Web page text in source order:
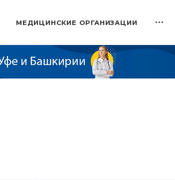
МЕДИЦИНСКИЕ ОРГАНИЗАЦИИ